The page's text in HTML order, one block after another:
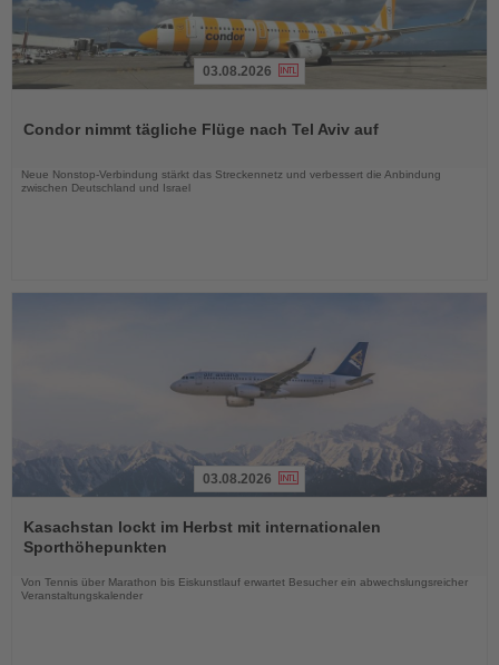
die
03.08.2026
Condor nimmt tägliche Flüge nach Tel Aviv auf
Neue Nonstop-Verbindung stärkt das Streckennetz und verbessert die Anbindung
zwischen Deutschland und Israel
Sie
die
Nachrichten
03.08.2026
Kasachstan lockt im Herbst mit internationalen
Sporthöhepunkten
Von Tennis über Marathon bis Eiskunstlauf erwartet Besucher ein abwechslungsreicher
Veranstaltungskalender